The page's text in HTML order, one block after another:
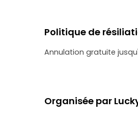
Politique de
Annulation gratuite
Organisée par